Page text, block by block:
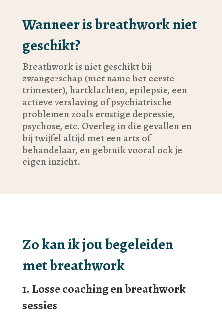
Wanneer is breathwork niet
geschikt?
Breathwork is niet geschikt bij
zwangerschap (met name het eerste
trimester), hartklachten, epilepsie, een
actieve verslaving of psychiatrische
problemen zoals ernstige depressie,
psychose, etc. Overleg in die gevallen en
bij twijfel altijd met een arts of
behandelaar, en gebruik vooral ook je
eigen inzicht.
Zo kan ik jou begeleiden
met breathwork
1. Losse coaching en breathwork
sessies